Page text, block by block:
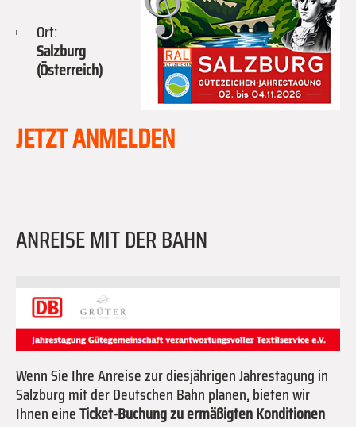
Ort:
Salzburg
(Österreich)
JETZT ANMELDEN
ANREISE MIT DER BAHN
Wenn Sie Ihre Anreise zur diesjährigen Jahrestagung in
Salzburg mit der Deutschen Bahn planen, bieten wir
Ihnen eineTicket-Buchung zu ermäßigten Konditionen